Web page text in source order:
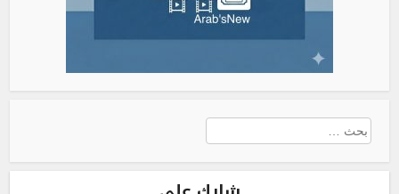
البحث
عن: